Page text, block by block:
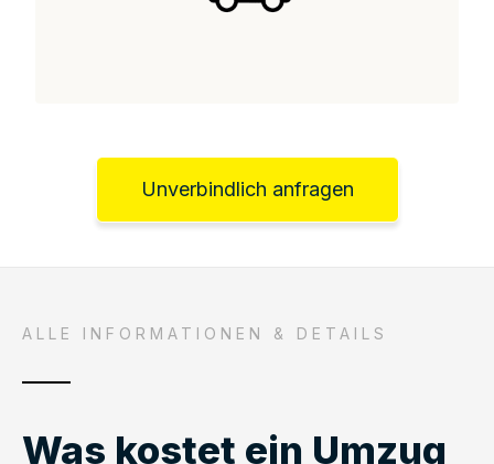
Unverbindlich anfragen
ALLE INFORMATIONEN & DETAILS
Was kostet ein Umzug